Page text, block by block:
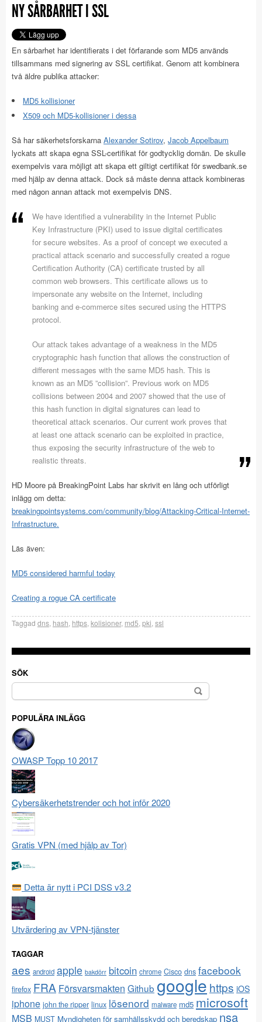
NY SÅRBARHET I SSL
En sårbarhet har identifierats i det förfarande som MD5 används
tillsammans med signering av SSL certifikat. Genom att kombinera
två äldre publika attacker:
MD5 kollisioner
X509 och MD5-kollisioner i dessa
Så har säkerhetsforskarna Alexander Sotirov, Jacob Appelbaum
lyckats att skapa egna SSL-certifikat för godtycklig domän. De skulle
exempelvis vara möjligt att skapa ett giltigt certifikat för swedbank.se
med hjälp av denna attack. Dock så måste denna attack kombineras
med någon annan attack mot exempelvis DNS.
We have identified a vulnerability in the Internet Public
Key Infrastructure (PKI) used to issue digital certificates
for secure websites. As a proof of concept we executed a
practical attack scenario and successfully created a rogue
Certification Authority (CA) certificate trusted by all
common web browsers. This certificate allows us to
impersonate any website on the Internet, including
banking and e-commerce sites secured using the HTTPS
protocol.
Our attack takes advantage of a weakness in the MD5
cryptographic hash function that allows the construction of
different messages with the same MD5 hash. This is
known as an MD5 ”collision”. Previous work on MD5
collisions between 2004 and 2007 showed that the use of
this hash function in digital signatures can lead to
theoretical attack scenarios. Our current work proves that
at least one attack scenario can be exploited in practice,
thus exposing the security infrastructure of the web to
realistic threats.
HD Moore på BreakingPoint Labs har skrivit en lång och utförligt
inlägg om detta:
breakingpointsystems.com/community/blog/Attacking-Critical-Internet-
Infrastructure.
Läs även:
MD5 considered harmful today
Creating a rogue CA certificate
Taggad dns hash https kolisioner, md5 pki ssl
SÖK
Sök
efter:
POPULÄRA INLÄGG
OWASP Topp 10 2017
Cybersäkerhetstrender och hot inför 2020
Gratis VPN (med hjälp av Tor)
Detta är nytt i PCI DSS v3.2
Utvärdering av VPN-tjänster
TAGGAR
aes android apple bakdörr bitcoin chrome Cisco dns facebook
firefox FRA Försvarsmakten Github google https iOS
iphone john the ripper linux lösenord malware md5 microsoft
MSB MUST Myndigheten för samhällsskydd och beredskap nsa